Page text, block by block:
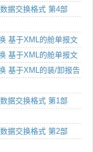
据交换格式 第4部
基于XML的舱单报文
基于XML的舱单报文
基于XML的装/卸报告
据交换格式 第1部
据交换格式 第2部